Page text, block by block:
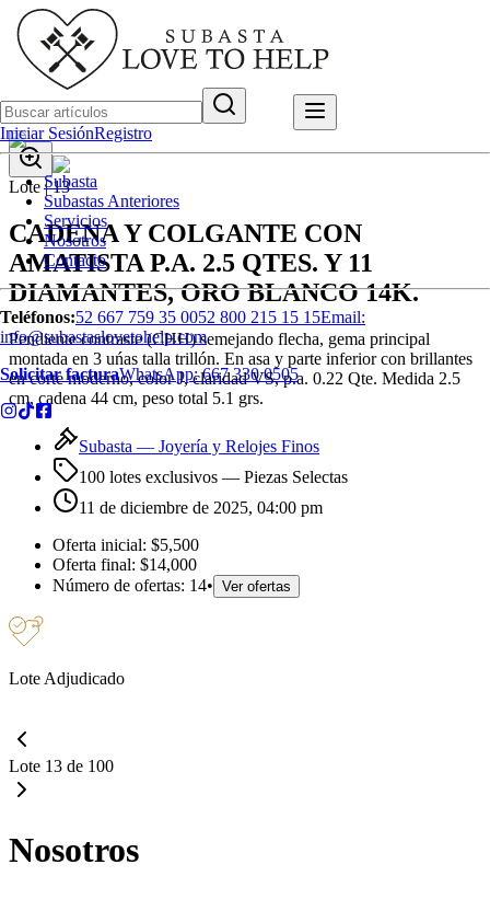
Iniciar SesiónRegistro
Subasta
Subastas Anteriores
Servicios
Nosotros
Contacto
Teléfonos:52 667 759 35 0052 800 215 15 15Email:
info@subastaslovetohelp.com
Solicitar facturaWhatsApp:667 330 0505
Lote |13
CADENA Y COLGANTE CON
AMATISTA P.A. 2.5 QTES. Y 11
DIAMANTES, ORO BLANCO 14K.
Pendiente contraste (CHH) semejando flecha, gema principal
montada en 3 uńas talla trillón. En asa y parte inferior con brillantes
en corte moderno, color J, claridad VS, p.a. 0.22 Qte. Medida 2.5
cm, cadena 44 cm, peso total 5.1 grs.
Subasta — Joyería y Relojes Finos
100 lotes exclusivos — Piezas Selectas
11 de diciembre de 2025, 04:00 pm
Oferta inicial: $5,500
Oferta final: $14,000
Número de ofertas: 14• Ver ofertas
Lote Adjudicado
Lote 13 de 100
Nosotros